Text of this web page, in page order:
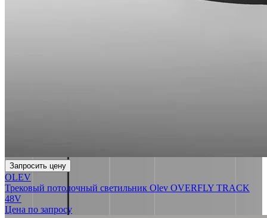
Запросить цену
OLEV
Трековый потолочный светильник Olev OVERFLY TRACK
48V
Цена по запросу